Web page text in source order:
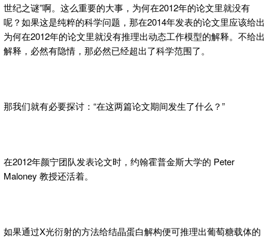
世纪之谜”啊。这么重要的大事，为何在2012年的论文里就没有
呢？如果这是纯粹的科学问题，那在2014年发表的论文里应该给出
为何在2012年的论文里就没有推理出动态工作模型的解释。不给出
解释，必然有隐情，那必然已经超出了科学范围了。
那我们就有必要探讨：“在这两篇论文期间发生了什么？”
在2012年颜宁团队发表论文时，约翰霍普金斯大学的 Peter
Maloney 教授还活着。
如果通过X光衍射的方法给结晶蛋白解构便可推理出葡萄糖载体的